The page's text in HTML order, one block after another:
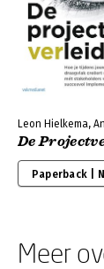
Leon Hielkema,
De
Paperback |
Meer